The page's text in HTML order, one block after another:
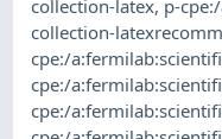
collection-latex, p-
collection-
cpe:/
cpe:/
cpe:/